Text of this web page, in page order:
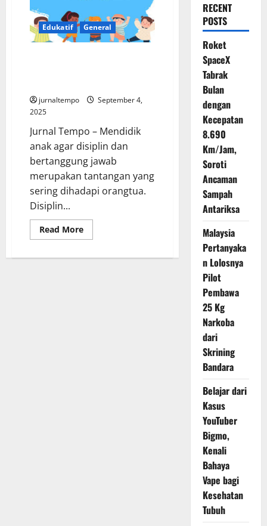
Edukatif General
jurnaltempo
September 4,
2025
Jurnal Tempo – Mendidik
anak agar disiplin dan
bertanggung jawab
merupakan tantangan yang
sering dihadapi orangtua.
Disiplin...
Read MoreRead
more
Mendidik
RECENT
POSTS
Roket
SpaceX
Tabrak
Bulan
dengan
Kecepatan
8.690
Km/Jam,
Soroti
Ancaman
Sampah
Antariksa
Malaysia
Pertanyaka
n Lolosnya
Pilot
Pembawa
25 Kg
Narkoba
dari
Skrining
Bandara
Belajar dari
Kasus
YouTuber
Bigmo,
Kenali
Bahaya
Vape bagi
Kesehatan
Tubuh